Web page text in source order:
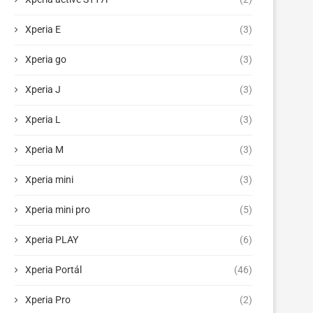
Xperia E (3)
Xperia go (3)
Xperia J (3)
Xperia L (3)
Xperia M (3)
Xperia mini (3)
Xperia mini pro (5)
Xperia PLAY (6)
Xperia Portál (46)
Xperia Pro (2)